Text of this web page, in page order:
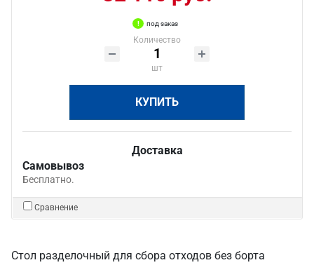
под заказ
Количество
шт
КУПИТЬ
Доставка
Самовывоз
Бесплатно.
Сравнение
Стол разделочный для сбора отходов без борта